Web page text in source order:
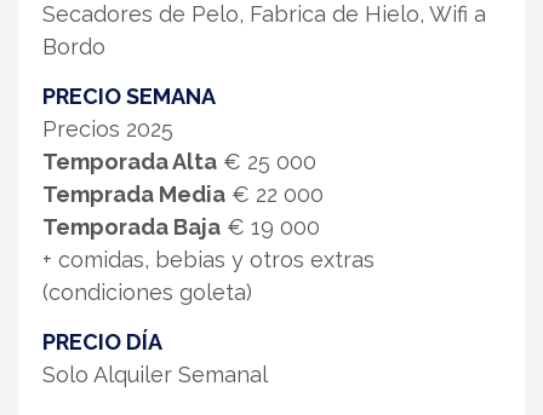
Secadores de Pelo, Fabrica de Hielo, Wifi a
Bordo
PRECIO SEMANA
Precios 2025
Temporada Alta € 25 000
Temprada Media € 22 000
Temporada Baja € 19 000
+ comidas, bebias y otros extras
(condiciones goleta)
PRECIO DÍA
Solo Alquiler Semanal